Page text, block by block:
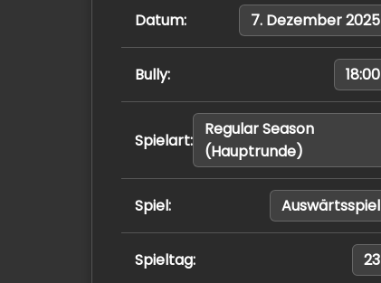
Datum: 7. Dezember 2025
Bully: 18:00
Spielart:
Regular Season
(Hauptrunde)
Spiel: Auswärtsspiel
Spieltag: 23